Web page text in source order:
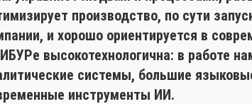
производство, по сути
и хорошо ориентируется в
высокотехнологична: в работе
системы, большие
инструменты ИИ.